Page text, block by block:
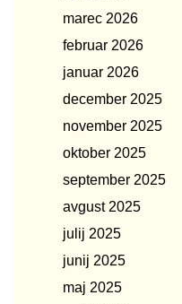
marec 2026
februar 2026
januar 2026
december 2025
november 2025
oktober 2025
september 2025
avgust 2025
julij 2025
junij 2025
maj 2025